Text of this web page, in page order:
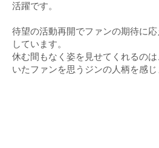
活躍です。
待望の活動再開でファンの期待に
しています。
休む間もなく姿を見せてくれるの
いたファンを思うジンの人柄を感じ